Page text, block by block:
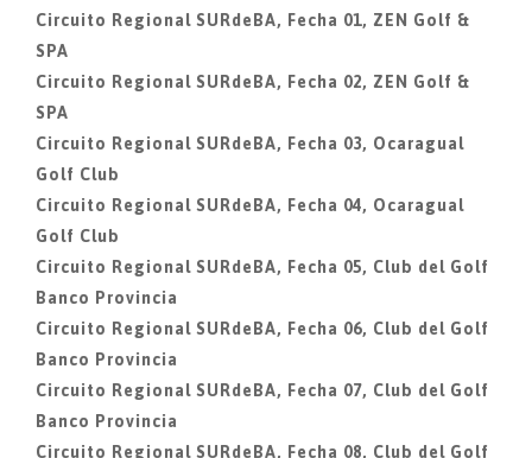
Circuito Regional SURdeBA, Fecha 01, ZEN Golf &
SPA
Circuito Regional SURdeBA, Fecha 02, ZEN Golf &
SPA
Circuito Regional SURdeBA, Fecha 03, Ocaragual
Golf Club
Circuito Regional SURdeBA, Fecha 04, Ocaragual
Golf Club
Circuito Regional SURdeBA, Fecha 05, Club del Golf
Banco Provincia
Circuito Regional SURdeBA, Fecha 06, Club del Golf
Banco Provincia
Circuito Regional SURdeBA, Fecha 07, Club del Golf
Banco Provincia
Circuito Regional SURdeBA, Fecha 08, Club del Golf